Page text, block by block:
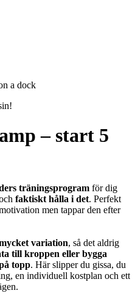
– start 5
träningsprogram för dig
faktiskt hålla i det. Perfekt
men tappar den efter
variation, så det aldrig
till kroppen eller bygga
topp. Här slipper du gissa, du
en individuell kostplan och ett